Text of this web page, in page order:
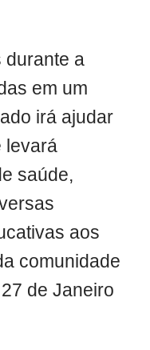
durante a
em um
irá ajudar
levará
saúde,
aos
comunidade
de Janeiro